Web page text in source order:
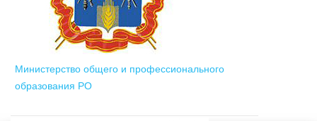
Министерство общего и профессионального
образования РО